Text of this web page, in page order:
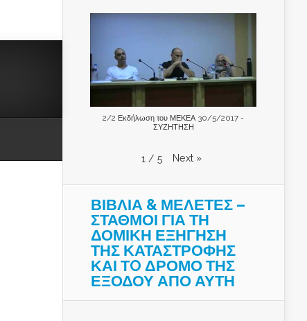
2/2 Εκδήλωση του ΜΕΚΕΑ 30/5/2017 -
ΣΥΖΗΤΗΣΗ
1 / 5 Next »
ΒΙΒΛΙΑ & ΜΕΛΕΤΕΣ –
ΣΤΑΘΜΟΙ ΓΙΑ ΤΗ
ΔΟΜΙΚΗ ΕΞΗΓΗΣΗ
ΤΗΣ ΚΑΤΑΣΤΡΟΦΗΣ
ΚΑΙ ΤO ΔΡΟΜΟ ΤΗΣ
ΕΞΟΔΟΥ ΑΠΟ ΑΥΤΗ